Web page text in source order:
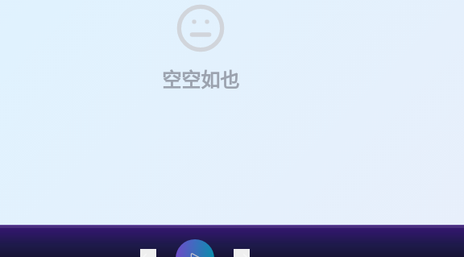
下，如何重估二级市场企业的价值？ 44:43 质疑汤姆猫、理解汤姆猫、成为汤姆猫：AI企业成
经的几个节点 50:58 大模型行业的终局展望？ 52:12 有什么让自己印象深刻的AI公司吗？
些快问快答 **本期嘉宾** 吴炳见 心资本 Soul Capital 合伙人 **本期主播** 郑立涛，从二级
投资，曾经是一级市场投资人，曾任职于经纬创投和钟鼎资本。关注消费、跨境、互联网等领域
即刻：郑立涛 公众号：郑立涛 **节目介绍** 乘风破浪是一档关于投资、商业和个人成长的播客
目。 提升投资能力，需要大量学习经典案例、大量研究优秀公司、大量向优秀的人取经。每期
空空如也